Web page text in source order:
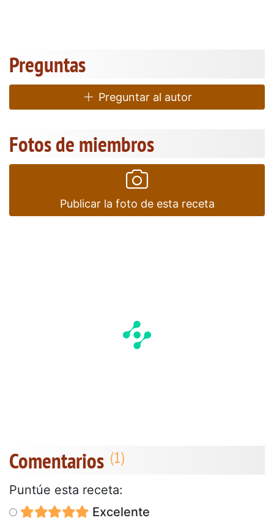
Preguntas
Preguntar al autor
Fotos de miembros
Publicar la foto de esta receta
Comentarios
Puntúe esta receta:
Excelente